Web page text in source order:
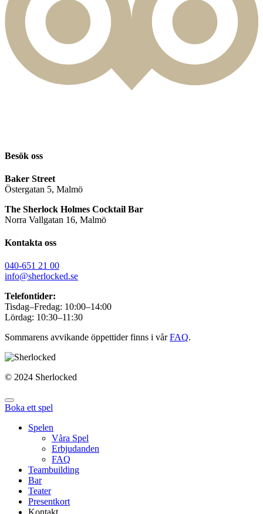
Besök oss
Baker Street
Östergatan 5, Malmö
The Sherlock Holmes Cocktail Bar
Norra Vallgatan 16, Malmö
Kontakta oss
040-651 21 00
info@sherlocked.se
Telefontider:
Tisdag–Fredag: 10:00–14:00
Lördag: 10:30–11:30
Sommarens avvikande öppettider finns i vårFAQ.
© 2024 Sherlocked
Boka ett spel
Spelen
Våra Spel
Erbjudanden
FAQ
Teambuilding
Bar
Teater
Presentkort